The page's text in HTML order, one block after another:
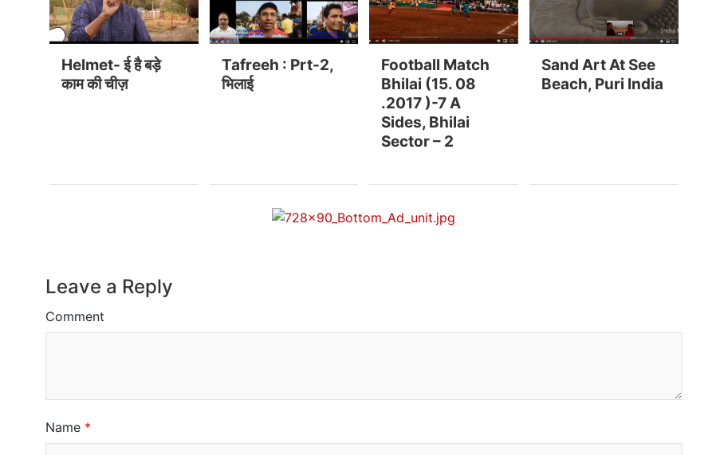
Helmet- ई है बड़े
काम की चीज़
Tafreeh : Prt-2,
भिलाई
Football Match
Bhilai (15. 08
.2017 )-7 A
Sides, Bhilai
Sector – 2
Sand Art At See
Beach, Puri India
Leave a Reply
Comment
Name *